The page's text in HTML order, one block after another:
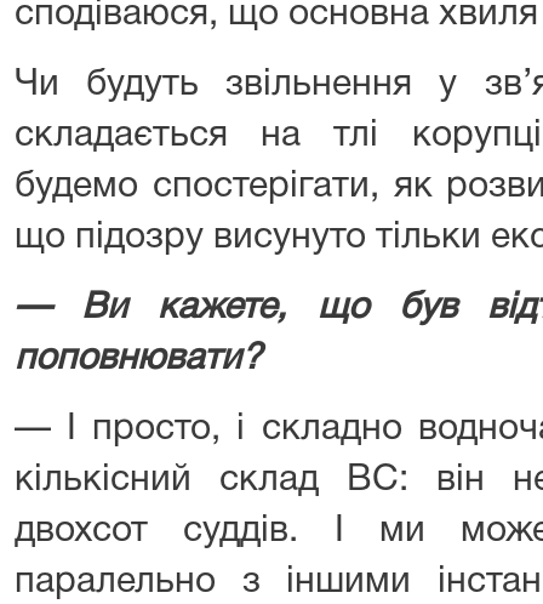
сподіваюся, що основна
Чи будуть звільнення у
складається на тлі
будемо спостерігати, як
що підозру висунуто тільки
— Ви кажете, що був
поповнювати?
— І просто, і складно
кількісний склад ВС: він
двохсот суддів. І ми
паралельно з іншими